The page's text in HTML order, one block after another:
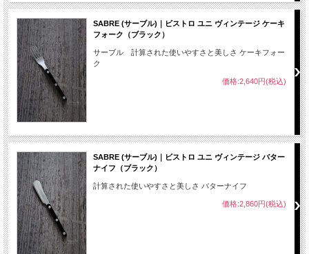
SABRE (サーブル)｜ビストロ ユニ ヴィンテージ ケーキ
フォーク（ブラック）
サーブル 計算された使いやすさと美しさ ケーキフォー
ク
価格:2,640円(税込)
SABRE (サーブル)｜ビストロ ユニ ヴィンテージ バター
ナイフ（ブラック）
計算された使いやすさと美しさ バターナイフ
価格:2,860円(税込)